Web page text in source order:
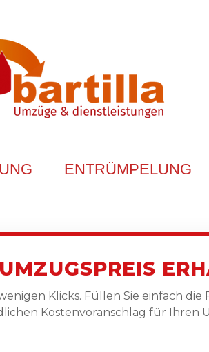
ENTRÜMPELUNG
Klicks. Füllen Sie einfach die
Kostenvoranschlag für Ihren